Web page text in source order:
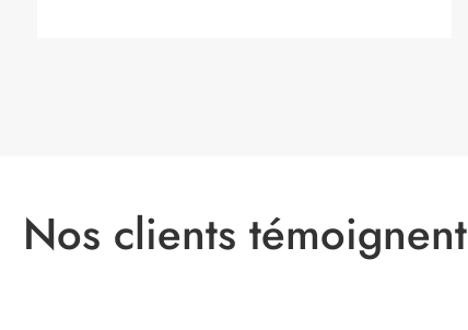
Nos clients témoignent